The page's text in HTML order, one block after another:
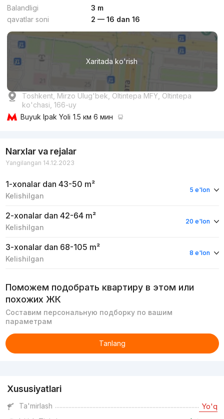
Balandligi
3 m
qavatlar soni
2 — 16 dan 16
Xaritada ko'rish
Toshkent, Mirzo Ulug'bek, Oltintepa MFY, Oltintepa
ko'chasi, 166-uy
Buyuk Ipak Yoli 1.5 км 6 мин
Narxlar va rejalar
Yangilangan 14.12.2023
1-xonalar dan 43-50 m²
Kelishilgan
5 e'lon
2-xonalar dan 42-64 m²
Kelishilgan
20 e'lon
3-xonalar dan 68-105 m²
Kelishilgan
8 e'lon
Поможем подобрать квартиру в этом или
похожих ЖК
Составим персональную подборку по вашим
параметрам
Tanlang
Xususiyatlari
Ta'mirlash Yo'q